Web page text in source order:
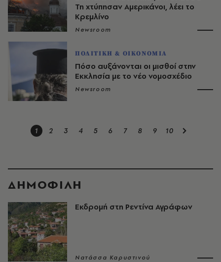
Τη χτύπησαν Αμερικάνοι, λέει το
Κρεμλίνο
Newsroom
ΠΟΛΙΤΙΚΗ & ΟΙΚΟΝΟΜΙΑ
Πόσο αυξάνονται οι μισθοί στην
Εκκλησία με το νέο νομοσχέδιο
Newsroom
1 2 3 4 5 6 7 8 9 10
ΔΗΜΟΦΙΛΗ
Εκδρομή στη Ρεντίνα Αγράφων
Νατάσσα Καρυστινού